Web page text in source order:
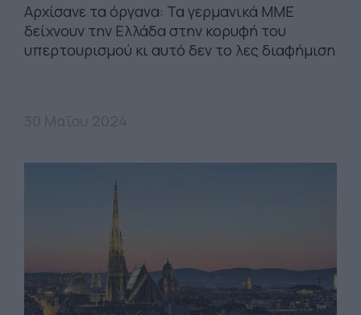
Αρχίσανε τα όργανα: Τα γερμανικά ΜΜΕ
δείχνουν την Ελλάδα στην κορυφή του
υπερτουρισμού κι αυτό δεν το λες διαφήμιση